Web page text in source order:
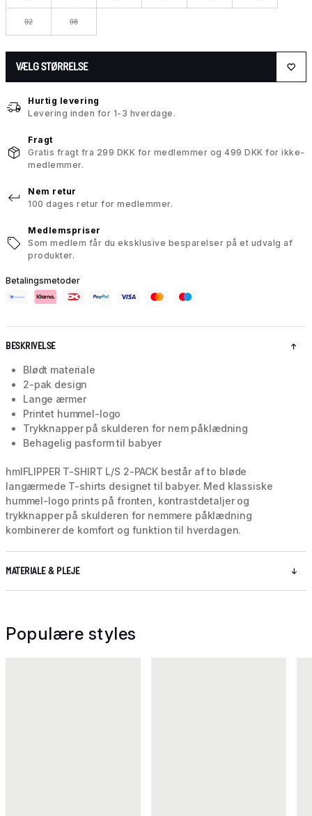
92 98
VÆLG STØRRELSE
Hurtig levering
Levering inden for 1-3 hverdage.
Fragt
Gratis fragt fra 299 DKK for medlemmer og 499 DKK for ikke-
medlemmer.
Nem retur
100 dages retur for medlemmer.
Medlemspriser
Som medlem får du eksklusive besparelser på et udvalg af
produkter.
Betalingsmetoder
BESKRIVELSE
Blødt materiale
2-pak design
Lange ærmer
Printet hummel-logo
Trykknapper på skulderen for nem påklædning
Behagelig pasform til babyer
hmlFLIPPER T-SHIRT L/S 2-PACK består af to bløde
langærmede T-shirts designet til babyer. Med klassiske
hummel-logo prints på fronten, kontrastdetaljer og
trykknapper på skulderen for nemmere påklædning
kombinerer de komfort og funktion til hverdagen.
MATERIALE & PLEJE
Populære styles